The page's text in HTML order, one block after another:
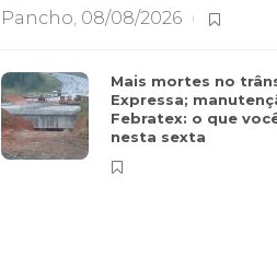
Pancho, 08/08/2026
Mais mortes no
Expressa;
Febratex: o que
nesta sexta